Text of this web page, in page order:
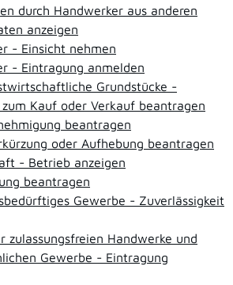
durch Handwerker aus anderen
anzeigen
- Einsicht nehmen
- Eintragung anmelden
Grundstücke -
Kauf oder Verkauf beantragen
beantragen
oder Aufhebung beantragen
- Betrieb anzeigen
beantragen
Gewerbe - Zuverlässigkeit
zulassungsfreien Handwerke und
Gewerbe - Eintragung